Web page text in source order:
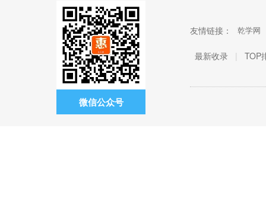
微信公众号
友情链接： 乾学网
最新收录 | TOP